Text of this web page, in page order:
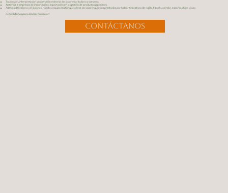
Traducción, interpretación y supervisión editorial del japonés al italiano y viceversa.
Asistencia a empresas de importación y exportación en la gestión de productos japoneses.
Además del italiano y el japonés, nuestro equipo multilingüe ofrece servicios lingüísticos prestados por hablantes nativos de inglés, francés, alemán, español, chino y ruso.
¡Contáctanos para conocernos mejor!
Contáctanos